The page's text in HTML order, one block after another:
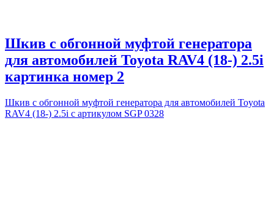
Шкив с обгонной муфтой генератора
для автомобилей Toyota RAV4 (18-) 2.5i
картинка номер 2
Шкив с обгонной муфтой генератора для автомобилей Toyota
RAV4 (18-) 2.5i с артикулом SGP 0328